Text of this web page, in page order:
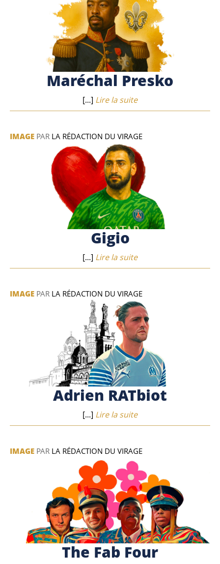
Maréchal Presko
[...] Lire la suite
IMAGE PAR LA RÉDACTION DU VIRAGE
Gigio
[...] Lire la suite
IMAGE PAR LA RÉDACTION DU VIRAGE
Adrien RATbiot
[...] Lire la suite
IMAGE PAR LA RÉDACTION DU VIRAGE
The Fab Four